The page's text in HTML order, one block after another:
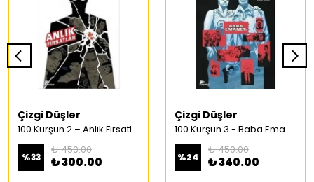
Çizgi Düşler
100 Kurşun 2 – Anlık Fırsatlar Türkçe Çizgi Roman
%33
₺ 450.00
₺ 300.00
Çizgi Düşler
100 Kurşun 3 - Baba Emaneti Türkçe Çizgi Roman
%24
₺ 450.00
₺ 340.00